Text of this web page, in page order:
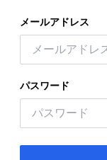
メールアドレス
パスワード